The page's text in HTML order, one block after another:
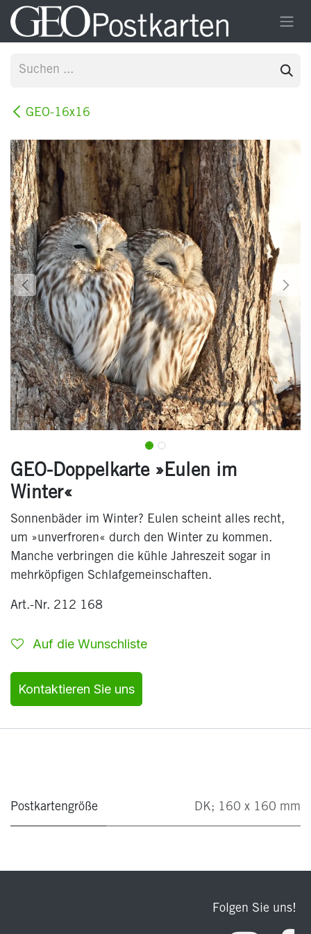
Zum Inhalt springen
GEO-16x16
GEO-Doppelkarte »Eulen im
Winter«
Sonnenbäder im Winter? Eulen scheint alles recht,
um »unverfroren« durch den Winter zu kommen.
Manche verbringen die kühle Jahreszeit sogar in
mehrköpfigen Schlafgemeinschaften.
Art.-Nr. 212 168
Auf die Wunschliste
Kontaktieren Sie uns
Postkartengröße DK; 160 x 160 mm
Folgen Sie uns!